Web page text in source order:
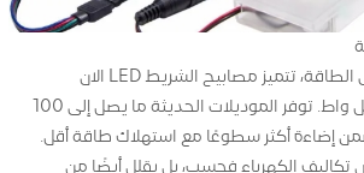
رائدة في الحفاظ على الطاقة، تتميز مصابيح الشريط LED الآن
بمعدلات لومن أعلى لكل واط. توفر الموديلات الحديثة ما يصل إلى 100
إضاءة أكثر سطوعًا مع استهلاك طاقة أقل.
الكهرباء فحسب، بل يقلل أيضًا من